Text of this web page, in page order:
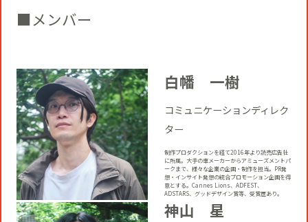
■メンバー
白幡 一樹
コミュニケーションディレク
ター
制作プロダクションを経て2016年より読売広告社
に所属。大手の車メーカーからアミューズメントパ
ークまで、様々な企業の企画・制作を担当。PR発
想・インサイト発想の統合プロモーション企画を得
意とする。Cannes Lions、ADFEST、
ADSTARS、グッドデザイン賞等、受賞歴あり。
神山 星